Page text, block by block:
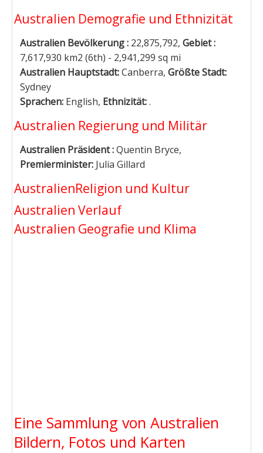
Australien Demografie und Ethnizität
Australien Bevölkerung : 22,875,792, Gebiet :
7,617,930 km2 (6th) - 2,941,299 sq mi
Australien Hauptstadt:Canberra, Größte Stadt:
Sydney
Sprachen: English, Ethnizität:.
Australien Regierung und Militär
Australien Präsident :Quentin Bryce,
Premierminister: Julia Gillard
AustralienReligion und Kultur
Australien Verlauf
Australien Geografie und Klima
Eine Sammlung von Australien
Bildern, Fotos und Karten